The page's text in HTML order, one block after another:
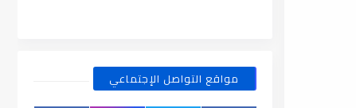
مواقع التواصل الإجتماعي